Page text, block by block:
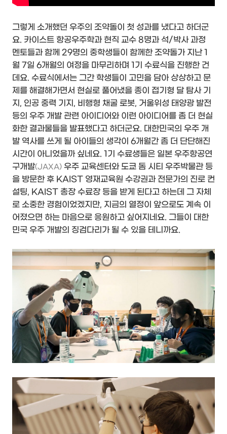
그렇게 소개했던 우주의 조약돌이 첫 성과를 냈다고 하더군
요. 카이스트 항공우주학과 현직 교수 8명과 석/박사 과정
멘토들과 함께 29명의 중학생들이 함께한 조약돌가 지난 1
월 7일 6개월의 여정을 마무리하며 1기 수료식을 진행한 건
데요. 수료식에서는 그간 학생들이 고민을 담아 상상하고 문
제를 해결해가면서 현실로 풀어냈을 종이 접기형 달 탐사 기
지, 인공 중력 기지, 비행형 채굴 로봇, 거울위성 태양광 발전
등의 우주 개발 관련 아이디어와 이런 아이디어를 좀 더 현실
화한 결과물들을 발표했다고 하더군요. 대한민국의 우주 개
발 역사를 쓰게 될 아이들의 생각이 6개월간 좀 더 단단해진
시간이 아니었을까 싶네요. 1기 수료생들은 일본 우주항공연
구개발(JAXA) 우주 교육센터와 도쿄 돔 시티 우주박물관 등
을 방문한 후 KAIST 영재교육원 수강권과 전문가의 진로 컨
설팅, KAIST 총장 수료장 등을 받게 된다고 하는데 그 자체
로 소중한 경험이었겠지만, 지금의 열정이 앞으로도 계속 이
어졌으면 하는 마음으로 응원하고 싶어지네요. 그들이 대한
민국 우주 개발의 징검다리가 될 수 있을 테니까요.